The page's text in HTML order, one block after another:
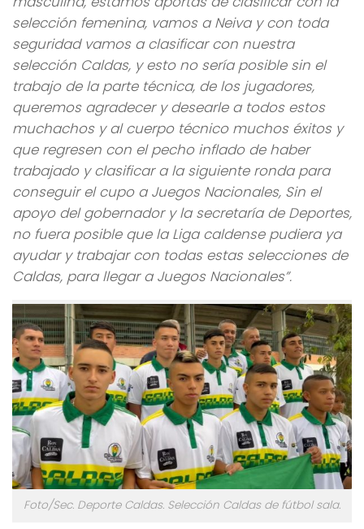
selección femenina, vamos a Neiva y con toda
seguridad vamos a clasificar con nuestra
selección Caldas, y esto no sería posible sin el
trabajo de la parte técnica, de los jugadores,
queremos agradecer y desearle a todos estos
muchachos y al cuerpo técnico muchos éxitos y
que regresen con el pecho inflado de haber
trabajado y clasificar a la siguiente ronda para
conseguir el cupo a Juegos Nacionales, Sin el
apoyo del gobernador y la secretaría de Deportes,
no fuera posible que la Liga caldense pudiera ya
ayudar y trabajar con todas estas selecciones de
Caldas, para llegar a Juegos Nacionales”.
Foto/Sec. Deporte Caldas. Selección Caldas de fútbol sala.